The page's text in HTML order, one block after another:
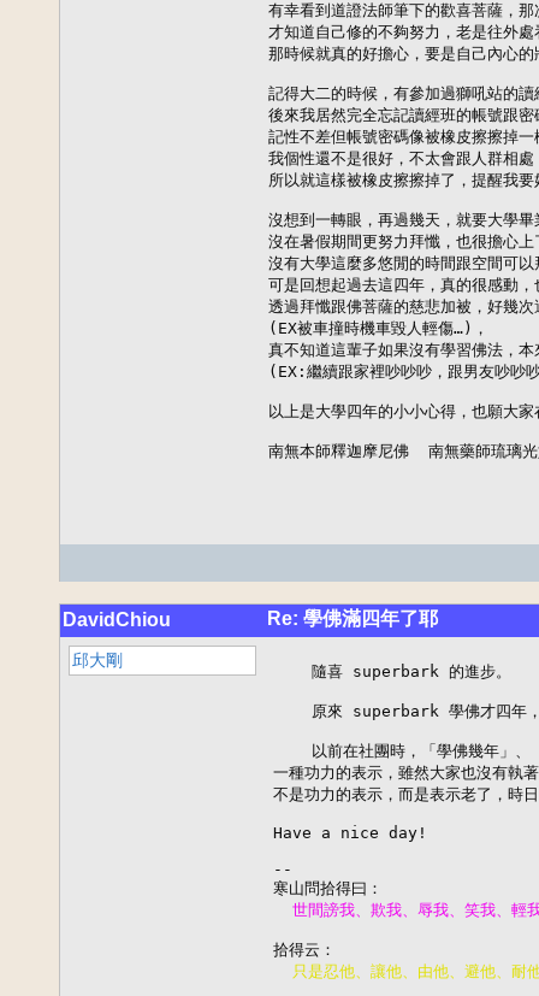
有幸看到道證法師筆下的歡喜菩薩，
才知道自己修的不夠努力，老是往外
那時候就真的好擔心，要是自己內心
記得大二的時候，有參加過獅吼站的讀
後來我居然完全忘記讀經班的帳號跟
記性不差但帳號密碼像被橡皮擦擦掉
我個性還不是很好，不太會跟人群相
所以就這樣被橡皮擦擦掉了，提醒我要
沒想到一轉眼，再過幾天，就要大學
沒在暑假期間更努力拜懺，也很擔心上
沒有大學這麼多悠閒的時間跟空間可以
可是回想起過去這四年，真的很感動
透過拜懺跟佛菩薩的慈悲加被，好幾
(EX被車撞時機車毀人輕傷…)，
真不知道這輩子如果沒有學習佛法，
(EX:繼續跟家裡吵吵吵，跟男友吵吵
以上是大學四年的小小心得，也願大
南無本師釋迦摩尼佛  南無藥師琉璃
DavidChiou Re: 學佛滿四年了耶
邱大剛
    隨喜 superbark 的進步。
原來 superbark 學佛才四年
以前在社團時，「學佛幾年」、
一種功力的表示，雖然大家也沒有執
不是功力的表示，而是表示老了，
Have a nice day!
--